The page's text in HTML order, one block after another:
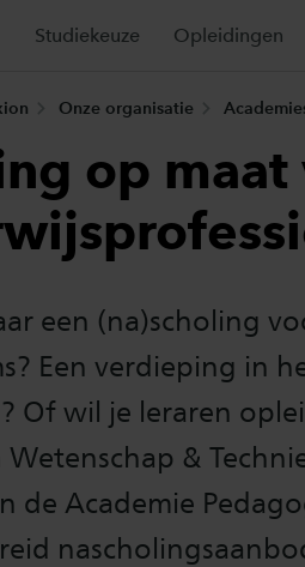
Studiekeuze Opleidingen
Onze organisatie
op maat
een (na)scholing
Een verdieping in
Of wil je leraren
&
de Academie